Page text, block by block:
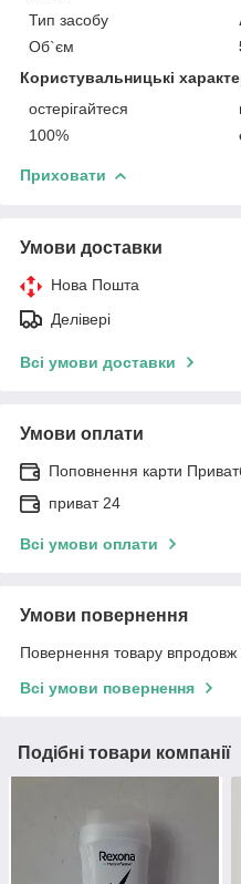
Тип засобу
Об`єм
Користувальницькі
остерігайтеся
100%
Приховати
Умови доставки
Нова Пошта
Делівері
Всі умови доставки
Умови оплати
Поповнення карти
приват 24
Всі умови оплати
Умови повернення
Повернення товару впродовж
Всі умови повернення
Подібні товари компанії